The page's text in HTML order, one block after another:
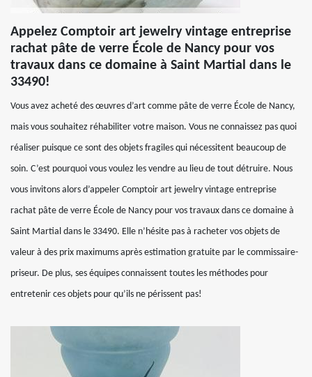
Appelez Comptoir art jewelry vintage entreprise
rachat pâte de verre École de Nancy pour vos
travaux dans ce domaine à Saint Martial dans le
33490!
Vous avez acheté des œuvres d’art comme pâte de verre École de Nancy,
mais vous souhaitez réhabiliter votre maison. Vous ne connaissez pas quoi
réaliser puisque ce sont des objets fragiles qui nécessitent beaucoup de
soin. C’est pourquoi vous voulez les vendre au lieu de tout détruire. Nous
vous invitons alors d’appeler Comptoir art jewelry vintage entreprise
rachat pâte de verre École de Nancy pour vos travaux dans ce domaine à
Saint Martial dans le 33490. Elle n’hésite pas à racheter vos objets de
valeur à des prix maximums après estimation gratuite par le commissaire-
priseur. De plus, ses équipes connaissent toutes les méthodes pour
entretenir ces objets pour qu’ils ne périssent pas!